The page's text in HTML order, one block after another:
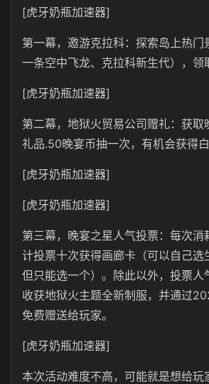
[虎牙奶瓶加速器]
第一幕，邀游克拉科：探索岛上热门
一条空中飞龙、克拉科新生代），领
[虎牙奶瓶加速器]
第二幕，地狱火贸易公司赠礼：获取
礼品.50晚宴币抽一次，有机会获得白
[虎牙奶瓶加速器]
[虎牙奶瓶加速器]
第三幕，晚宴之星人气投票：每次消
计投票十次获得画廊卡（可以自己选
但只能选一个）。除此以外，投票人
收获地狱火主题全新制服，并通过
免费赠送给玩家。
[虎牙奶瓶加速器]
本次活动难度不高，可能就是想给